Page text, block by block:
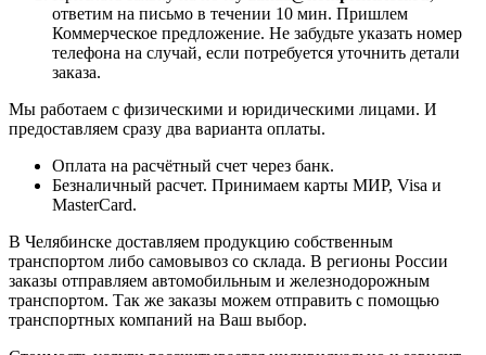
ответим на письмо в течении 10 мин. Пришлем
Коммерческое предложение. Не забудьте указать номер
телефона на случай, если потребуется уточнить детали
заказа.
Мы работаем с физическими и юридическими лицами. И
предоставляем сразу два варианта оплаты.
Оплата на расчётный счет через банк.
Безналичный расчет. Принимаем карты МИР, Visa и
MasterCard.
В Челябинске доставляем продукцию собственным
транспортом либо самовывоз со склада. В регионы России
заказы отправляем автомобильным и железнодорожным
транспортом. Так же заказы можем отправить с помощью
транспортных компаний на Ваш выбор.